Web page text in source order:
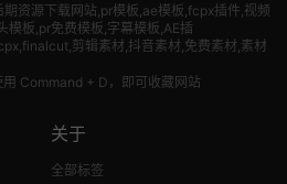
资源下载网站,pr模板,ae模板,fcpx插件,视频
模板,pr免费模板,字幕模板,AE插
剪辑素材,抖音素材,免费素材,素材
Command + D，即可收藏网站
关于
全部标签